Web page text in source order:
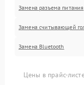
Замена разъема питания
Замена считывающей
Замена Bluetooth
Цены в прайс-